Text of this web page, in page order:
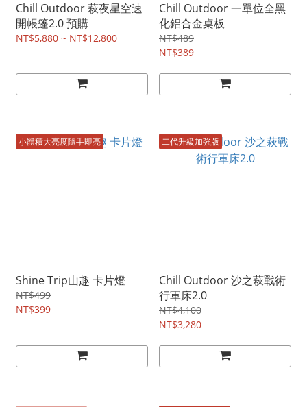
Chill Outdoor 萩夜星空速
開帳篷2.0 預購
NT$5,880 ~ NT$12,800
Chill Outdoor 一單位全黑
化鋁合金桌板
NT$489
NT$389
小體積大亮度隨手即亮
Shine Trip山趣 卡片燈
NT$499
NT$399
二代升級加強版
Chill Outdoor 沙之萩戰術
行軍床2.0
NT$4,100
NT$3,280